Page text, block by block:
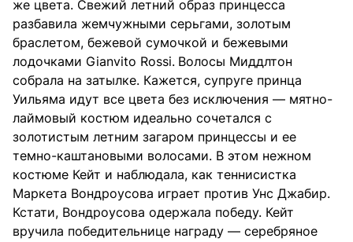
же цвета. Свежий летний образ принцесса
разбавила жемчужными серьгами, золотым
браслетом, бежевой сумочкой и бежевыми
лодочками Gianvito Rossi. Волосы Миддлтон
собрала на затылке. Кажется, супруге принца
Уильяма идут все цвета без исключения — мятно-
лаймовый костюм идеально сочетался с
золотистым летним загаром принцессы и ее
темно-каштановыми волосами. В этом нежном
костюме Кейт и наблюдала, как теннисистка
Маркета Вондроусова играет против Унс Джабир.
Кстати, Вондроусова одержала победу. Кейт
вручила победительнице награду — серебряное